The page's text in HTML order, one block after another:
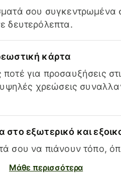
σου συγκεντρωμένα
δευτερόλεπτα.
κάρτα
για προσαυξήσεις
υψηλές χρεώσεις
στο εξωτερικό και
σου να πιάνουν τόπο,
Μάθε περισσότερα